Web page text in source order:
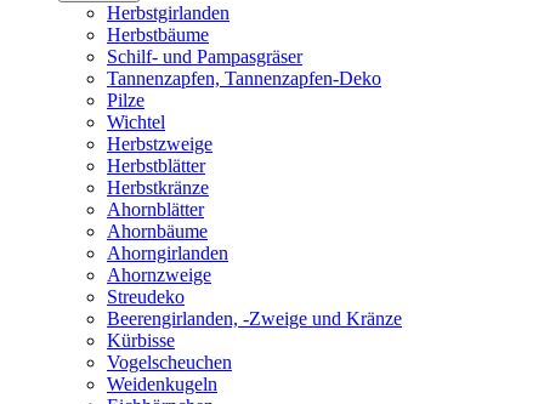
Herbstgirlanden
Herbstbäume
Schilf- und Pampasgräser
Tannenzapfen, Tannenzapfen-Deko
Pilze
Wichtel
Herbstzweige
Herbstblätter
Herbstkränze
Ahornblätter
Ahornbäume
Ahorngirlanden
Ahornzweige
Streudeko
Beerengirlanden, -Zweige und Kränze
Kürbisse
Vogelscheuchen
Weidenkugeln